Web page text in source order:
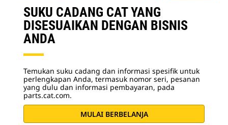
SUKU CADANG CAT YANG
DISESUAIKAN DENGAN BISNIS
ANDA
Temukan suku cadang dan informasi spesifik untuk
perlengkapan Anda, termasuk nomor seri, pesanan
yang dulu dan informasi pembayaran, pada
parts.cat.com.
MULAI BERBELANJA